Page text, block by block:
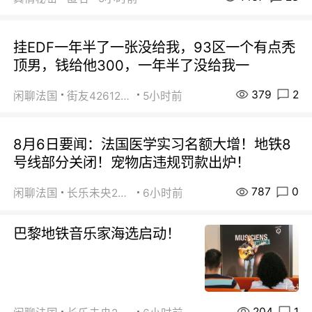
挂EDF一年半了一张没给我，93区一个有点秃
顶男，钱给他300，一年半了没给我一
闲聊法国 街友42612092 5小时前 379 2
8月6日要闻：法国医学实习名额大增！地铁8
号线部分关闭！宠物店违规罚款出炉！
闲聊法国 长乐未央2015 6小时前 787 0
巴黎地铁音乐家海选启动！